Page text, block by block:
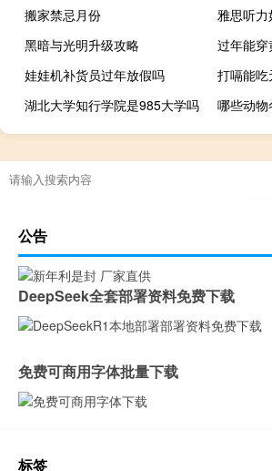
搬家禁忌月份
雅思听
黑暗与光明升级攻略
过年能
娃娃机补货员过年放假吗
打嗝能
湖北大学知行学院是985大学吗
哪些动
公告
DeepSeek全套部署资料免费下载
免费可商用字体批量下载
标签